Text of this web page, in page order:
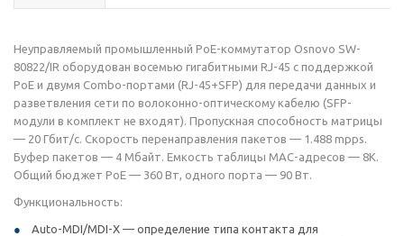
Неуправляемый промышленный РоЕ-коммутатор Osnovo SW-
80822/IR оборудован восемью гигабитными RJ-45 с поддержкой
РоЕ и двумя Combo-портами (RJ-45+SFP) для передачи данных и
разветвления сети по волоконно-оптическому кабелю (SFP-
модули в комплект не входят). Пропускная способность матрицы
— 20 Гбит/с. Скорость перенаправления пакетов — 1.488 mpps.
Буфер пакетов — 4 Мбайт. Емкость таблицы МАС-адресов — 8К.
Общий бюджет РоЕ — 360 Вт, одного порта — 90 Вт.
Функциональность:
Auto-MDI/MDI-X — определение типа контакта для